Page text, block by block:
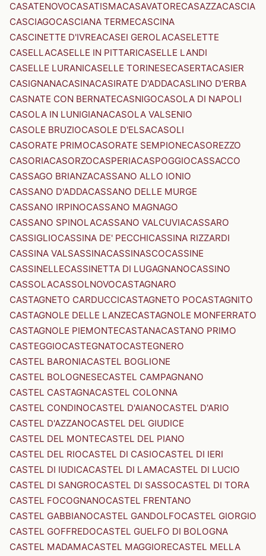
CASATENOVOCASATISMACASAVATORECASAZZACASCIA
CASCIAGOCASCIANA TERMECASCINA
CASCINETTE D'IVREACASEI GEROLACASELETTE
CASELLACASELLE IN PITTARICASELLE LANDI
CASELLE LURANICASELLE TORINESECASERTACASIER
CASIGNANACASINACASIRATE D'ADDACASLINO D'ERBA
CASNATE CON BERNATECASNIGOCASOLA DI NAPOLI
CASOLA IN LUNIGIANACASOLA VALSENIO
CASOLE BRUZIOCASOLE D'ELSACASOLI
CASORATE PRIMOCASORATE SEMPIONECASOREZZO
CASORIACASORZOCASPERIACASPOGGIOCASSACCO
CASSAGO BRIANZACASSANO ALLO IONIO
CASSANO D'ADDACASSANO DELLE MURGE
CASSANO IRPINOCASSANO MAGNAGO
CASSANO SPINOLACASSANO VALCUVIACASSARO
CASSIGLIOCASSINA DE' PECCHICASSINA RIZZARDI
CASSINA VALSASSINACASSINASCOCASSINE
CASSINELLECASSINETTA DI LUGAGNANOCASSINO
CASSOLACASSOLNOVOCASTAGNARO
CASTAGNETO CARDUCCICASTAGNETO POCASTAGNITO
CASTAGNOLE DELLE LANZECASTAGNOLE MONFERRATO
CASTAGNOLE PIEMONTECASTANACASTANO PRIMO
CASTEGGIOCASTEGNATOCASTEGNERO
CASTEL BARONIACASTEL BOGLIONE
CASTEL BOLOGNESECASTEL CAMPAGNANO
CASTEL CASTAGNACASTEL COLONNA
CASTEL CONDINOCASTEL D'AIANOCASTEL D'ARIO
CASTEL D'AZZANOCASTEL DEL GIUDICE
CASTEL DEL MONTECASTEL DEL PIANO
CASTEL DEL RIOCASTEL DI CASIOCASTEL DI IERI
CASTEL DI IUDICACASTEL DI LAMACASTEL DI LUCIO
CASTEL DI SANGROCASTEL DI SASSOCASTEL DI TORA
CASTEL FOCOGNANOCASTEL FRENTANO
CASTEL GABBIANOCASTEL GANDOLFOCASTEL GIORGIO
CASTEL GOFFREDOCASTEL GUELFO DI BOLOGNA
CASTEL MADAMACASTEL MAGGIORECASTEL MELLA